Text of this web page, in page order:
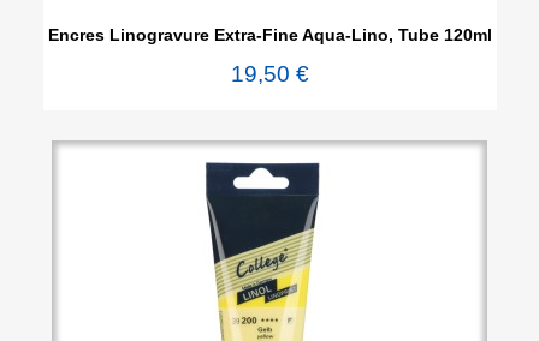
Encres Linogravure Extra-Fine Aqua-Lino, Tube 120ml
19,50 €